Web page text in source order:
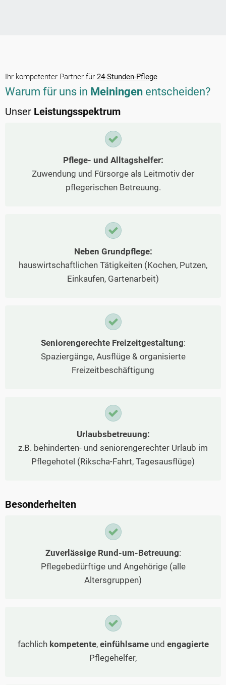
Ihr kompetenter Partner für 24-Stunden-Pflege
Warum für uns in Meiningen entscheiden?
Unser Leistungsspektrum
Pflege- und Alltagshelfer:
Zuwendung und Fürsorge als Leitmotiv der
pflegerischen Betreuung.
Neben Grundpflege:
hauswirtschaftlichen Tätigkeiten (Kochen, Putzen,
Einkaufen, Gartenarbeit)
Seniorengerechte Freizeitgestaltung:
Spaziergänge, Ausflüge & organisierte
Freizeitbeschäftigung
Urlaubsbetreuung:
z.B. behinderten- und seniorengerechter Urlaub im
Pflegehotel (Rikscha-Fahrt, Tagesausflüge)
Besonderheiten
Zuverlässige Rund-um-Betreuung:
Pflegebedürftige und Angehörige (alle
Altersgruppen)
fachlich kompetente, einfühlsameund engagierte
Pflegehelfer,